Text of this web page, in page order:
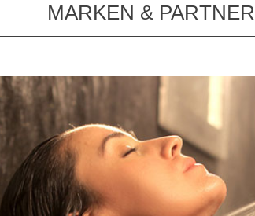
MARKEN & PARTNER